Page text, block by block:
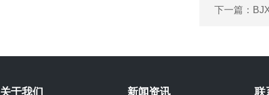
下一篇：
关于我们 新闻资讯 联